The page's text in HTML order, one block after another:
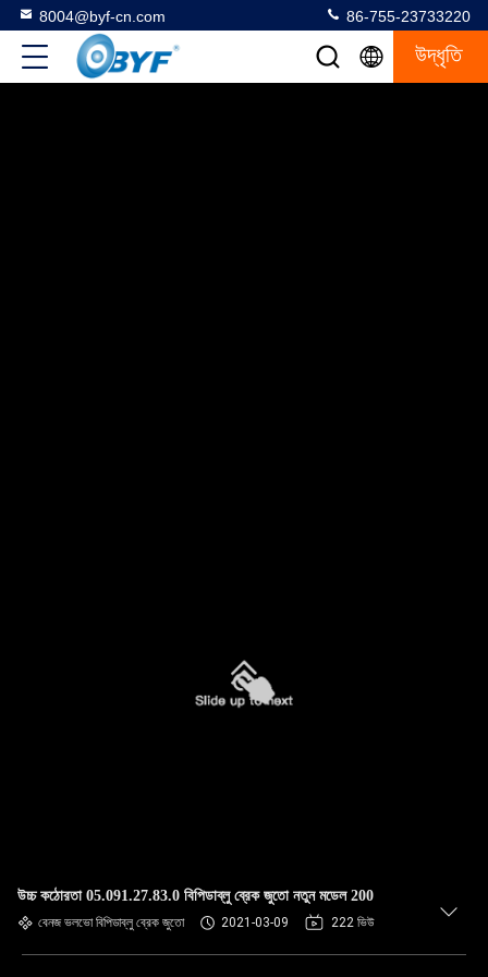
8004@byf-cn.com 86-755-23733220
উদ্ধৃতি
উচ্চ কঠোরতা 05.091.27.83.0 বিপিডাব্লু ব্রেক জুতো নতুন মডেল 200
বেনজ ভলভো বিপিডাব্লু ব্রেক জুতো 2021-03-09 222 ভিউ